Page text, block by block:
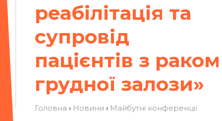
реабілітація та
супровід
пацієнтів з раком
грудної залози»
Головна › Новини › Майбутні конференції